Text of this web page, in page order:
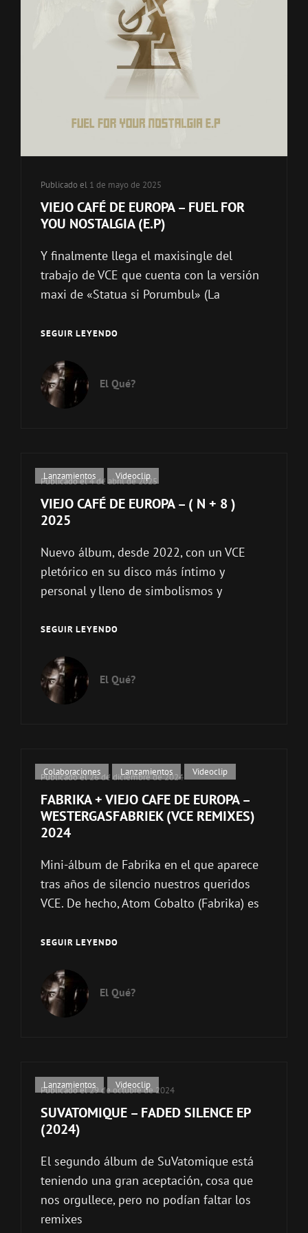
Publicado el 1 de mayo de 2025
VIEJO CAFÉ DE EUROPA – FUEL FOR
YOU NOSTALGIA (E.P)
Y finalmente llega el maxisingle del
trabajo de VCE que cuenta con la versión
maxi de «Statua si Porumbul» (La
SEGUIR LEYENDOVIEJO
EUROPA
–
(E.P)
El Qué?
Enlaces
categorías
Lanzamientos , Videoclip
Publicado el4 de abril de 2025
VIEJO CAFÉ DE EUROPA – ( N + 8 )
2025
Nuevo álbum, desde 2022, con un VCE
pletórico en su disco más íntimo y
personal y lleno de simbolismos y
SEGUIR LEYENDOVIEJO
EUROPA
–
)
2025
El Qué?
Enlaces
categorías
Colaboraciones , Lanzamientos , Videoclip
Publicado el26 de diciembre de 2024
FABRIKA + VIEJO CAFE DE EUROPA –
WESTERGASFABRIEK (VCE REMIXES)
2024
Mini-álbum de Fabrika en el que aparece
tras años de silencio nuestros queridos
VCE. De hecho, Atom Cobalto (Fabrika) es
SEGUIR LEYENDOFABRIKA
CAFE
DE
REMIXES)
2024
El Qué?
Enlaces
categorías
Lanzamientos , Videoclip
Publicado el29 de octubre de 2024
SUVATOMIQUE – FADED SILENCE EP
(2024)
El segundo álbum de SuVatomique está
teniendo una gran aceptación, cosa que
nos orgullece, pero no podían faltar los
remixes